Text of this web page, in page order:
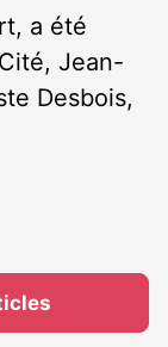
a été
Jean-
Desbois,